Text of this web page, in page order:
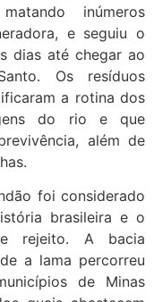
inúmeros
e seguiu o
dias até chegar ao
Os resíduos
a rotina dos
do rio e que
além de
foi considerado
brasileira e o
rejeito. A bacia
a lama percorreu
de Minas